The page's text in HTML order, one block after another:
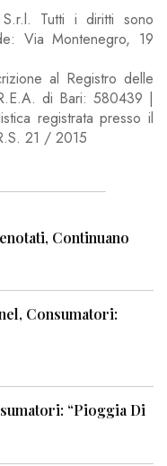
Tutti i diritti sono
Via Montenegro, 19
al Registro delle
di Bari: 580439 |
registrata presso il
21 / 2015
Continuano
Consumatori:
“Pioggia Di